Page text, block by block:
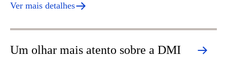
Ver mais detalhes
Um olhar mais atento sobre a DMI